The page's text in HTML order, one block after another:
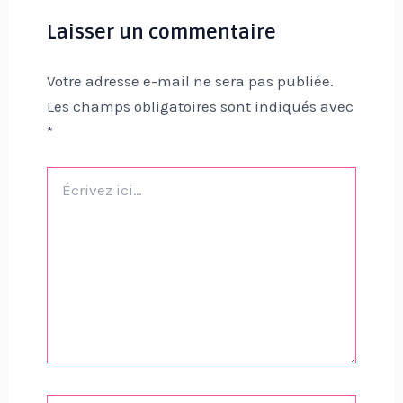
Laisser un commentaire
Votre adresse e-mail ne sera pas publiée.
Les champs obligatoires sont indiqués avec
*
ici…